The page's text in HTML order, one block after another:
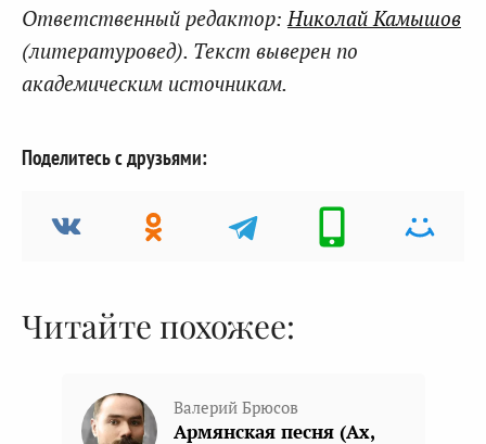
Ответственный редактор: Николай Камышов
(литературовед). Текст выверен по
академическим источникам.
Поделитесь с друзьями:
Читайте похожее:
Валерий Брюсов
Армянская песня (Ах,